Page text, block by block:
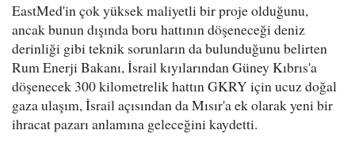
EastMed'in çok yüksek maliyetli bir proje olduğunu,
ancak bunun dışında boru hattının döşeneceği deniz
derinliği gibi teknik sorunların da bulunduğunu belirten
Rum Enerji Bakanı, İsrail kıyılarından Güney Kıbrıs'a
döşenecek 300 kilometrelik hattın GKRY için ucuz doğal
gaza ulaşım, İsrail açısından da Mısır'a ek olarak yeni bir
ihracat pazarı anlamına geleceğini kaydetti.